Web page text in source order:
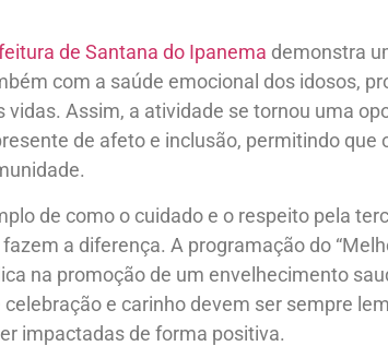
de Santana do Ipanema demonstra
com a saúde emocional dos idosos,
vidas. Assim, a atividade se tornou uma
de afeto e inclusão, permitindo que
de como o cuidado e o respeito pela
a diferença. A programação do
na promoção de um envelhecimento
e carinho devem ser sempre
impactadas de forma positiva.